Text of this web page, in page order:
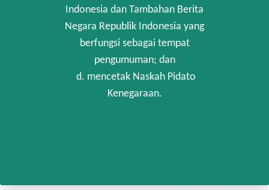
Indonesia dan Tambahan Berita
Negara Republik Indonesia yang
berfungsi sebagai tempat
pengumuman; dan
d. mencetak Naskah Pidato
Kenegaraan.